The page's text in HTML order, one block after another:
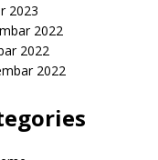
2023
2022
2022
2022